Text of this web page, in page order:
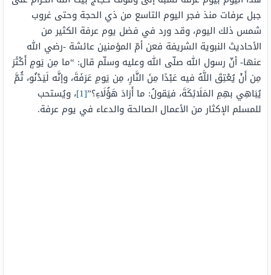
جبل عرفات منذ فجر اليوم التاسع من ذي الحجة وحتى غروب
شمس ذلك اليوم، وقد ورد في فضل يوم عرفة الكثير من
الأحاديث النبوية الشريفة فعن أمّ المؤمنين عائشة -رضي الله
عنها- أنّ رسول الله صلّى الله وعليه وسلّم قال: “ما مِن يَومٍ أَكْثَرَ
مِن أَنْ يُعْتِقَ اللَّهُ فيه عَبْدًا مِنَ النَّارِ، مِن يَومِ عَرَفَةَ، وإنَّه لَيَدْنُو، ثُمَّ
يُبَاهِي بهِمِ المَلَائِكَةَ، فيَقولُ: ما أَرَادَ هَؤُلَاءِ؟”[1] ، ويُستحب
للمسلم الإكثار من الأعمال الصالحة والدعاء في يوم عرفة.